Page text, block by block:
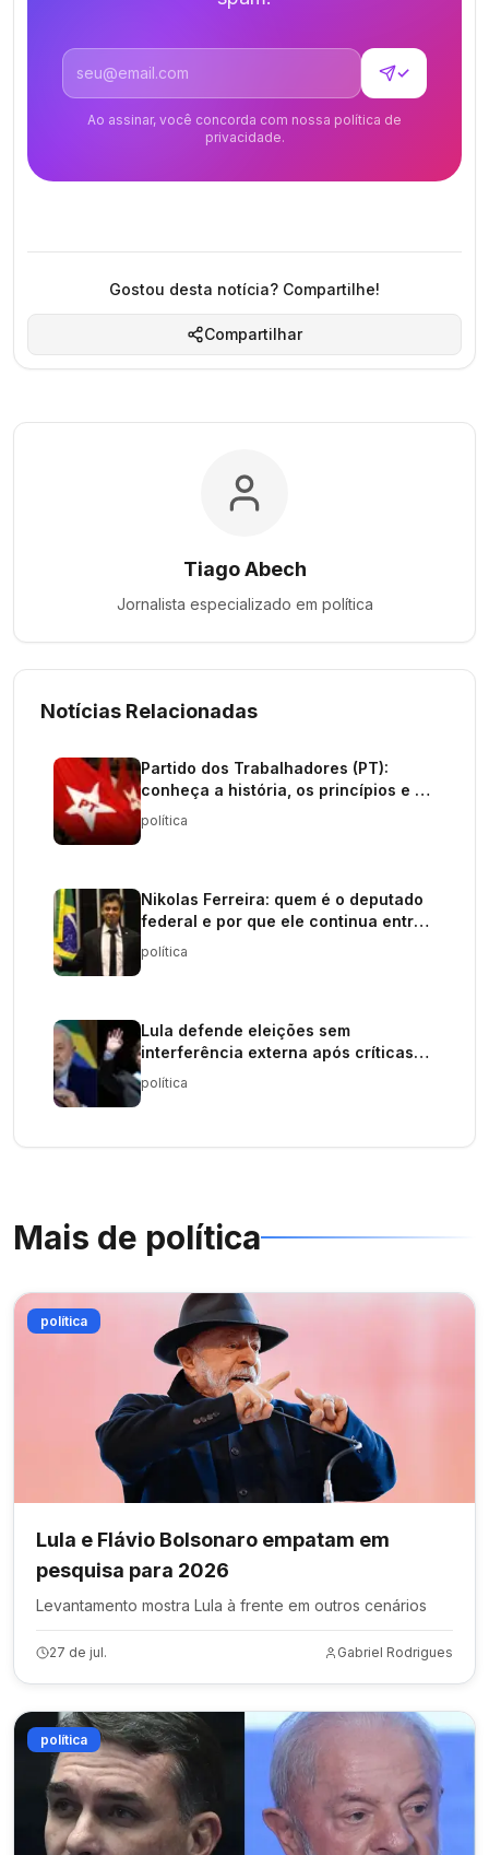
Endereço de email
✓
Ao assinar, você concorda com nossa política de
privacidade.
Gostou desta notícia? Compartilhe!
Compartilhar
Tiago Abech
Jornalista especializado em política
Notícias Relacionadas
Partido dos Trabalhadores (PT):
conheça a história, os princípios e a
atuação da legenda
política
Nikolas Ferreira: quem é o deputado
federal e por que ele continua entre
os políticos mais influentes do Brasil
política
Lula defende eleições sem
interferência externa após críticas
de Milei
política
Mais de política
política
Lula e Flávio Bolsonaro empatam em
pesquisa para 2026
Levantamento mostra Lula à frente em outros cenários
27 de jul. Gabriel Rodrigues
política